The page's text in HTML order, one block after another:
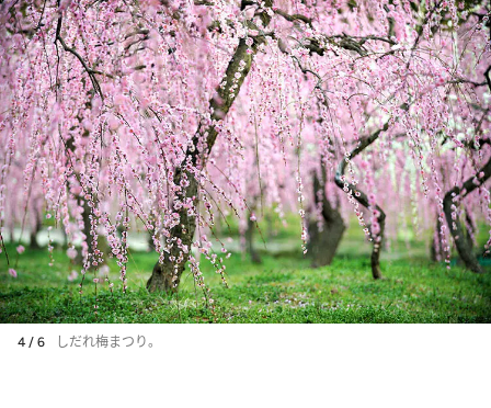
4 / 6 しだれ梅まつり。